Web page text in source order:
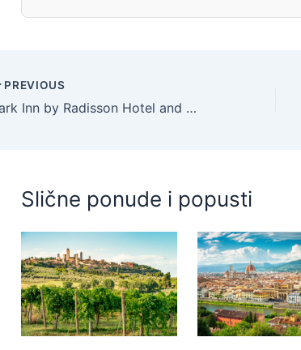
PREVIOUS
Park Inn by Radisson Hotel and Spa Zalakaros – Wellness odmor tijekom tjedna, Zalakaros, Mađarska – 600 EUR – 3x noćenje u dvokrevetnoj Standard sobi za 2 osobe, All inclusive – Akcija
Slične ponude i popusti